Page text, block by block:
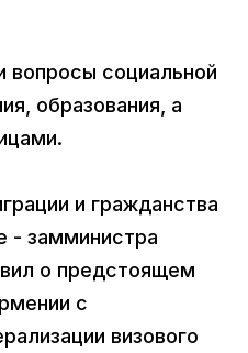
вопросы социальной
образования, а
и гражданства
- замминистра
о предстоящем
с
визового